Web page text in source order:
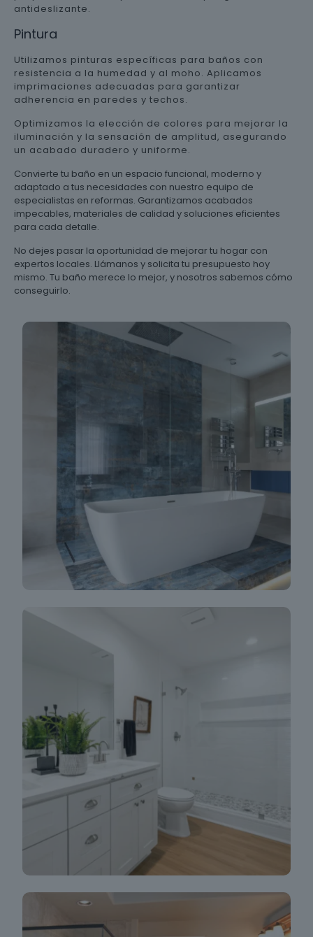
antideslizante.
Pintura
Utilizamos pinturas específicas para baños con
resistencia a la humedad y al moho. Aplicamos
imprimaciones adecuadas para garantizar
adherencia en paredes y techos.
Optimizamos la elección de colores para mejorar la
iluminación y la sensación de amplitud, asegurando
un acabado duradero y uniforme.
Convierte tu baño en un espacio funcional, moderno y
adaptado a tus necesidades con nuestro equipo de
especialistas en reformas. Garantizamos acabados
impecables, materiales de calidad y soluciones eficientes
para cada detalle.
No dejes pasar la oportunidad de mejorar tu hogar con
expertos locales. Llámanos y solicita tu presupuesto hoy
mismo. Tu baño merece lo mejor, y nosotros sabemos cómo
conseguirlo.